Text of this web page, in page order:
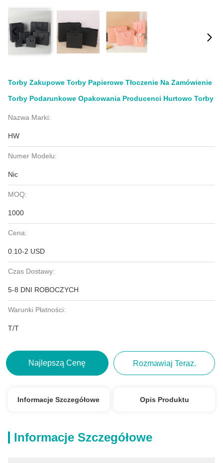
Torby Zakupowe Torby Papierowe Tłoczenie Na Zamówienie
Torby Podarunkowe Opakowania Producenci Hurtowo Torby
Nazwa Marki:
HW
Numer Modelu:
Nic
MOQ:
1000
Cena:
0.10-2 USD
Czas Dostawy:
5-8 DNI ROBOCZYCH
Warunki Płatności:
T/T
Najlepszą Cenę Rozmawiaj Teraz.
Informacje Szczegółowe Opis Produktu
Informacje Szczegółowe